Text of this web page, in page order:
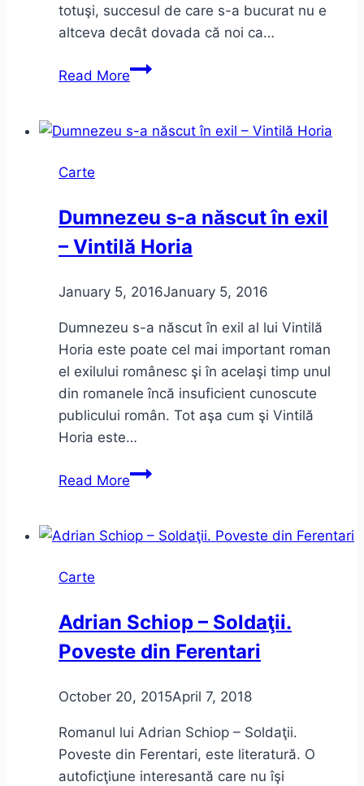
totuşi, succesul de care s-a bucurat nu e
altceva decât dovada că noi ca…
Read MoreSunt
comunistă
–
câteva
anarhice
anarhiste)
Carte
Dumnezeu s-a născut în exil
– Vintilă Horia
January 5, 2016January 5, 2016
Dumnezeu s-a născut în exil al lui Vintilă
Horia este poate cel mai important roman
el exilului românesc şi în acelaşi timp unul
din romanele încă insuficient cunoscute
publicului român. Tot aşa cum şi Vintilă
Horia este…
Read MoreDumnezeu
născut
Vintilă
Horia
Carte
Adrian Schiop – Soldaţii.
Poveste din Ferentari
October 20, 2015April 7, 2018
Romanul lui Adrian Schiop – Soldaţii.
Poveste din Ferentari, este literatură. O
autoficţiune interesantă care nu îşi